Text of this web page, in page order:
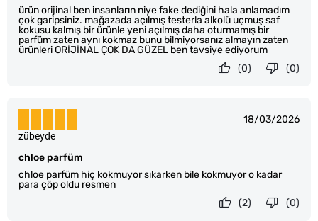
ürün orijinal ben insanların niye fake dediğini hala anlamadım
çok garipsiniz. mağazada açılmış testerla alkolü uçmuş saf
kokusu kalmış bir ürünle yeni açılmış daha oturmamış bir
parfüm zaten aynı kokmaz bunu bilmiyorsanız almayın zaten
ürünleri ORİJİNAL ÇOK DA GÜZEL ben tavsiye ediyorum
(0)
(0)
18/03/2026
chloe parfüm
chloe parfüm hiç kokmuyor sıkarken bile kokmuyor o kadar
para çöp oldu resmen
zübeyde
(0)
(2)